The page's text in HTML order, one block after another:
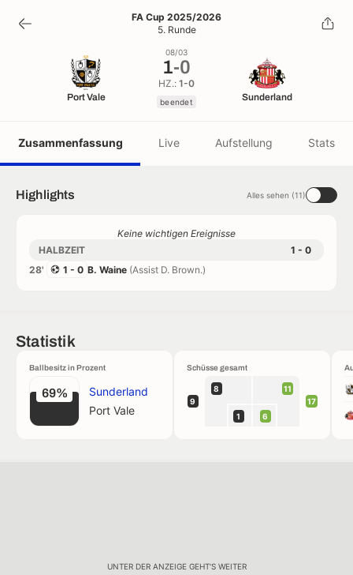
1-0
beendet
FA Cup 2025/2026
5. Runde
Port Vale
08/03
1-0
HZ.: 1-0
beendet Sunderland
Zusammenfassung Live Aufstellung Stats
Highlights Alles sehen (11)
Keine wichtigen Ereignisse
HALBZEIT
1 - 0
28'
1 - 0 B. Waine (Assist D. Brown.)
Statistik
Ballbesitz in Prozent
69%
Sunderland
Port Vale
Schüsse gesamt
9
8 11
1 6
17
UNTER DER ANZEIGE GEHT'S WEITER